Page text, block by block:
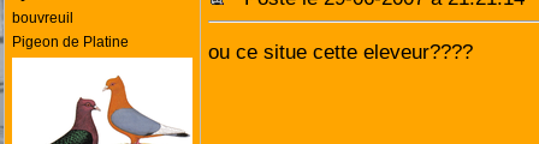
bouvreuil
Pigeon de Platine
ou ce situe cette eleveur????